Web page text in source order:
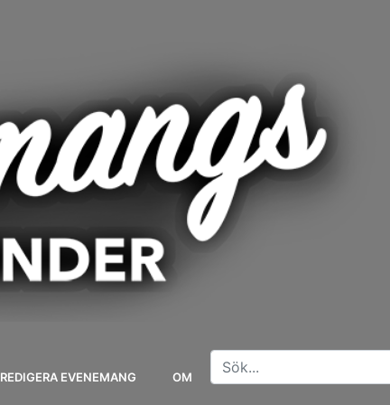
REDIGERA EVENEMANG OM